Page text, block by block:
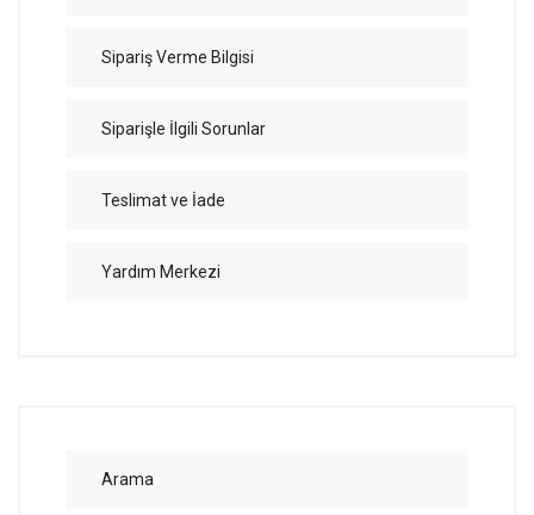
Sipariş Verme Bilgisi
Siparişle İlgili Sorunlar
Teslimat ve İade
Yardım Merkezi
Arama